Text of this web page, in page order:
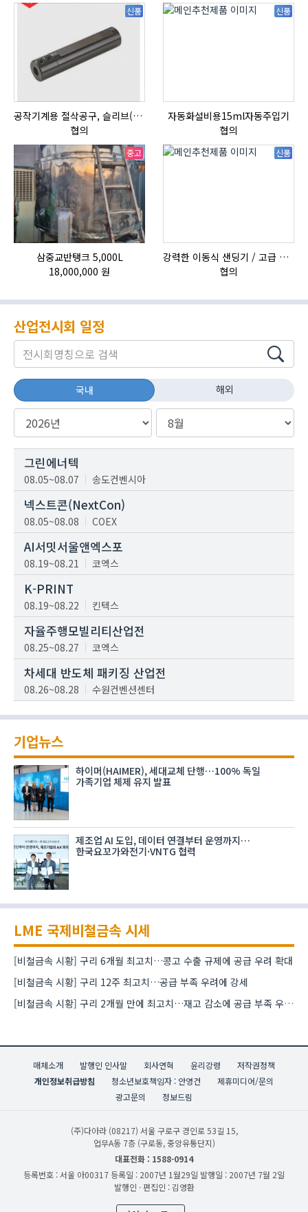
신품
공작기계용 절삭공구, 슬리브(SLEEVE)
협의
신품
자동화설비용15ml자동주입기
협의
중고
삼중교반탱크 5,000L
18,000,000 원
신품
강력한 이동식 샌딩기 / 고급 이태리 IBIX샌드블라스터
협의
산업전시회 일정
국내 해외
그린에너텍
08.05~08.07 송도컨벤시아
넥스트콘(NextCon)
08.05~08.08 COEX
AI서밋서울앤엑스포
08.19~08.21 코엑스
K-PRINT
08.19~08.22 킨텍스
자율주행모빌리티산업전
08.25~08.27 코엑스
차세대 반도체 패키징 산업전
08.26~08.28 수원컨벤션센터
기업뉴스
하이머(HAIMER), 세대교체 단행…100% 독일
가족기업 체제 유지 발표
제조업 AI 도입, 데이터 연결부터 운영까지…
한국요꼬가와전기·VNTG 협력
LME 국제비철금속 시세
[비철금속 시황] 구리 6개월 최고치…콩고 수출 규제에 공급 우려 확대
[비철금속 시황] 구리 12주 최고치…공급 부족 우려에 강세
[비철금속 시황] 구리 2개월 만에 최고치…재고 감소에 공급 부족 우려 확대
매체소개 발행인 인사말 회사연혁 윤리강령
저작권정책
개인정보취급방침
청소년보호책임자 : 안영건
제휴미디어/문의
광고문의
정보드림
(주)다아라 (08217) 서울 구로구 경인로 53길 15,
업무A동 7층 (구로동, 중앙유통단지)
대표전화 : 1588-0914
등록번호 : 서울 아00317 등록일 : 2007년 1월29일 발행일 : 2007년 7월 2일
발행인 · 편집인 : 김영환